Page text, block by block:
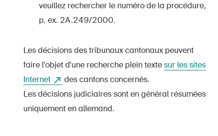
veuillez rechercher le numéro de la procédure,
p. ex. 2A.249/2000.
Les décisions des tribunaux cantonaux peuvent
faire l’objet d'une recherche plein textesur les sites
Internet
des cantons concernés.
Les décisions judiciaires sont en général résumées
uniquement en allemand.